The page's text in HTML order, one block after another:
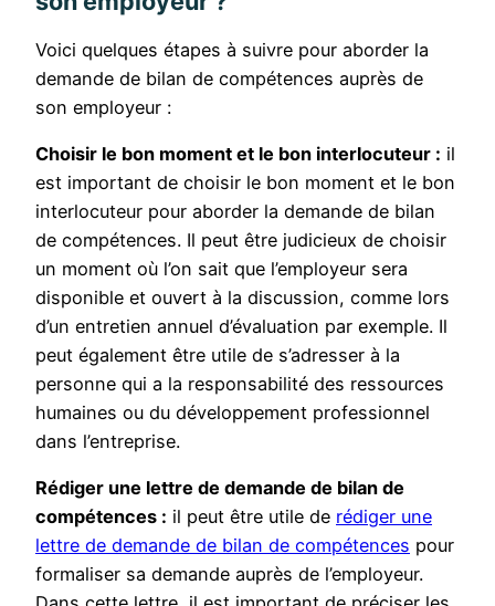
Voici quelques étapes à suivre pour aborder la
demande de bilan de compétences auprès de
son employeur :
Choisir le bon moment et le bon interlocuteur : il
est important de choisir le bon moment et le bon
interlocuteur pour aborder la demande de bilan
de compétences. Il peut être judicieux de choisir
un moment où l’on sait que l’employeur sera
disponible et ouvert à la discussion, comme lors
d’un entretien annuel d’évaluation par exemple. Il
peut également être utile de s’adresser à la
personne qui a la responsabilité des ressources
humaines ou du développement professionnel
dans l’entreprise.
Rédiger une lettre de demande de bilan de
compétences : il peut être utile de rédiger une
lettre de demande de bilan de compétences pour
formaliser sa demande auprès de l’employeur.